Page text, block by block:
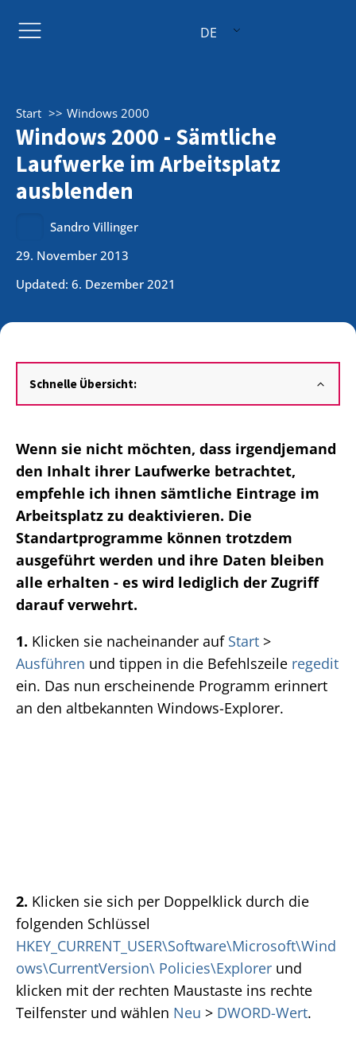
DE
Start Windows 2000
Windows 2000 - Sämtliche
Laufwerke im Arbeitsplatz
ausblenden
Sandro Villinger
29. November 2013
Updated: 6. Dezember 2021
Schnelle Übersicht:
Wenn sie nicht möchten, dass irgendjemand
den Inhalt ihrer Laufwerke betrachtet,
empfehle ich ihnen sämtliche Eintrage im
Arbeitsplatz zu deaktivieren. Die
Standartprogramme können trotzdem
ausgeführt werden und ihre Daten bleiben
alle erhalten - es wird lediglich der Zugriff
darauf verwehrt.
1. Klicken sie nacheinander auf Start >
Ausführen und tippen in die Befehlszeile regedit
ein. Das nun erscheinende Programm erinnert
an den altbekannten Windows-Explorer.
2. Klicken sie sich per Doppelklick durch die
folgenden Schlüssel
HKEY_CURRENT_USER\Software\Microsoft\Wind
ows\CurrentVersion\ Policies\Explorer und
klicken mit der rechten Maustaste ins rechte
Teilfenster und wählen Neu > DWORD-Wert.